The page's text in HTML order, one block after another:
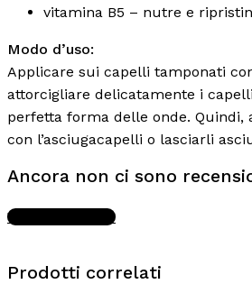
vitamina B5 – nutre e
Modo d’uso:
Applicare sui capelli tamponati
attorcigliare delicatamente i
perfetta forma delle onde. Quindi,
con l’asciugacapelli o lasciarli
Ancora non ci sono
Write A Review
Prodotti correlati